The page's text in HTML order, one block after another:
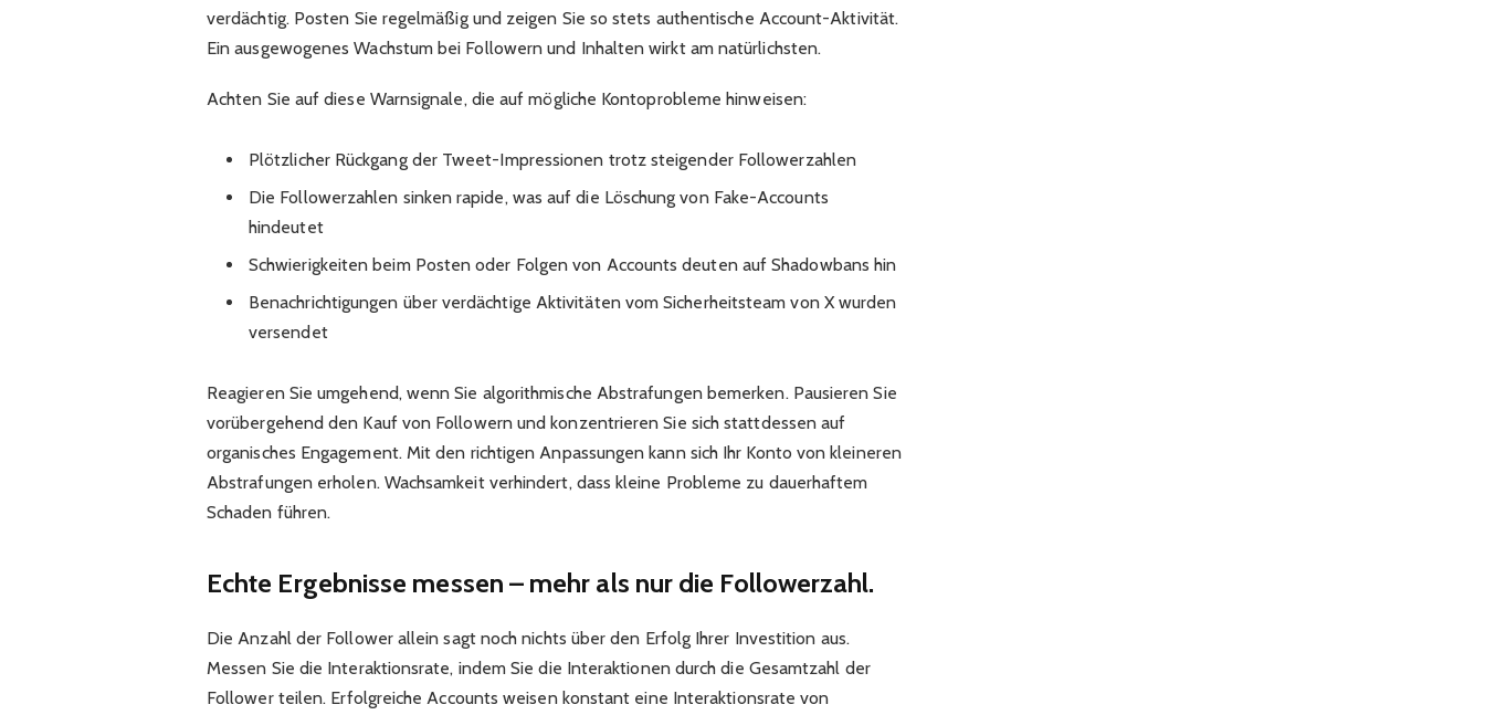
verdächtig. Posten Sie regelmäßig und zeigen Sie so stets authentische Account-Aktivität.
Ein ausgewogenes Wachstum bei Followern und Inhalten wirkt am natürlichsten.
Achten Sie auf diese Warnsignale, die auf mögliche Kontoprobleme hinweisen:
Plötzlicher Rückgang der Tweet-Impressionen trotz steigender Followerzahlen
Die Followerzahlen sinken rapide, was auf die Löschung von Fake-Accounts
hindeutet
Schwierigkeiten beim Posten oder Folgen von Accounts deuten auf Shadowbans hin
Benachrichtigungen über verdächtige Aktivitäten vom Sicherheitsteam von X wurden
versendet
Reagieren Sie umgehend, wenn Sie algorithmische Abstrafungen bemerken. Pausieren Sie
vorübergehend den Kauf von Followern und konzentrieren Sie sich stattdessen auf
organisches Engagement. Mit den richtigen Anpassungen kann sich Ihr Konto von kleineren
Abstrafungen erholen. Wachsamkeit verhindert, dass kleine Probleme zu dauerhaftem
Schaden führen.
Echte Ergebnisse messen – mehr als nur die Followerzahl.
Die Anzahl der Follower allein sagt noch nichts über den Erfolg Ihrer Investition aus.
Messen Sie die Interaktionsrate, indem Sie die Interaktionen durch die Gesamtzahl der
Follower teilen. Erfolgreiche Accounts weisen konstant eine Interaktionsrate von